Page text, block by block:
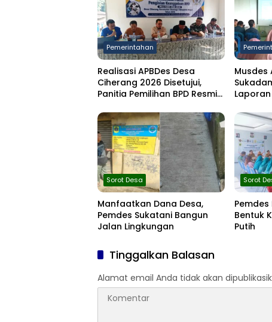
Pemerintahan
Realisasi APBDes Desa
Ciherang 2026 Disetujui,
Panitia Pemilihan BPD Resmi
Musdes
Sorot Desa
Manfaatkan Dana Desa,
Pemdes Sukatani Bangun
Jalan Lingkungan
Sorot
Bentuk
Putih
Tinggalkan Balasan
Alamat email Anda tidak akan